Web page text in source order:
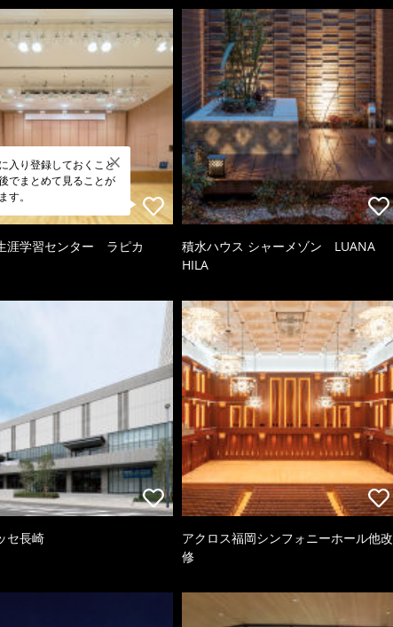
入り登録しておくこと
でまとめて見ることが
す。
涯学習センター ラピカ
積水ハウス シャーメゾン LUANA
HILA
セ長崎
アクロス福岡シンフォニーホール他改
修